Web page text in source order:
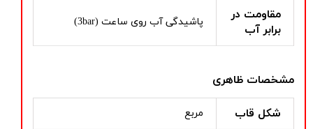
مقاومت در
برابر آب
پاشیدگی آب روی ساعت (3bar)
مشخصات ظاهری
شکل قاب مربع